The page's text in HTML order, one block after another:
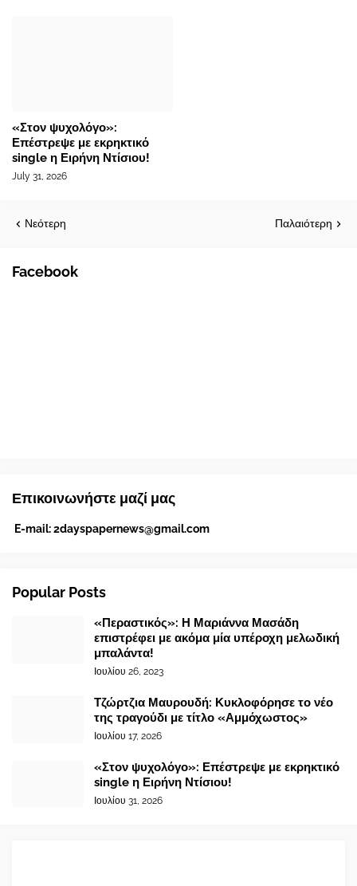
«Στον ψυχολόγο»:
Επέστρεψε με εκρηκτικό
single η Ειρήνη Ντίσιου!
July 31, 2026
Νεότερη Παλαιότερη
Facebook
Επικοινωνήστε μαζί μας
E-mail:2dayspapernews@gmail.com
Popular Posts
«Περαστικός»: Η Μαριάννα Μασάδη
επιστρέφει με ακόμα μία υπέροχη μελωδική
μπαλάντα!
Ιουλίου 26, 2023
Τζώρτζια Μαυρουδή: Κυκλοφόρησε το νέο
της τραγούδι με τίτλο «Αμμόχωστος»
Ιουλίου 17, 2026
«Στον ψυχολόγο»: Επέστρεψε με εκρηκτικό
single η Ειρήνη Ντίσιου!
Ιουλίου 31, 2026